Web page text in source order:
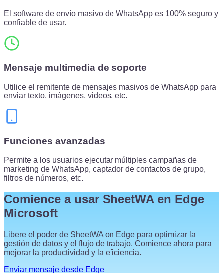
El software de envío masivo de WhatsApp es 100% seguro y
confiable de usar.
Mensaje multimedia de soporte
Utilice el remitente de mensajes masivos de WhatsApp para
enviar texto, imágenes, videos, etc.
Funciones avanzadas
Permite a los usuarios ejecutar múltiples campañas de
marketing de WhatsApp, captador de contactos de grupo,
filtros de números, etc.
Comience a usar SheetWA en Edge
Microsoft
Libere el poder de SheetWA on Edge para optimizar la
gestión de datos y el flujo de trabajo. Comience ahora para
mejorar la productividad y la eficiencia.
Enviar mensaje desde Edge